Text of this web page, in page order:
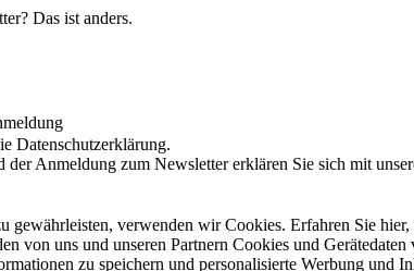
Das ist anders.
Datenschutzerklärung.
Anmeldung zum Newsletter erklären Sie sich mit
gewährleisten, verwenden wir Cookies. Erfahren Sie hier,
von uns und unseren Partnern Cookies und
zu speichern und personalisierte Werbung und